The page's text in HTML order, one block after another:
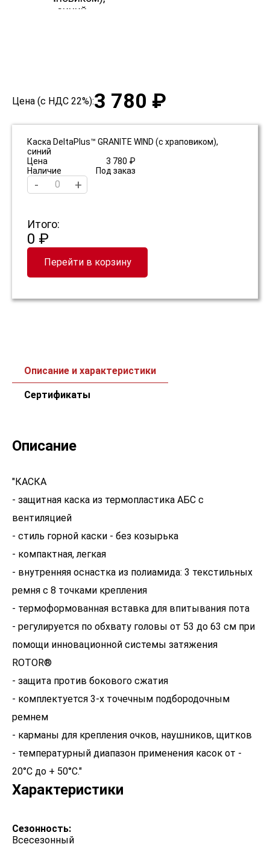
Цена (с НДС 22%):3 780 ₽
Каска DeltaPlus™ GRANITE WIND (с храповиком),
синий
Цена
3 780 ₽
Наличие
Под заказ
- +
Итого:
0 ₽
Перейти в корзину
Описание и характеристики
Сертификаты
Описание
"КАСКА
- защитная каска из термопластика АБС с
вентиляцией
- стиль горной каски - без козырька
- компактная, легкая
- внутренняя оснастка из полиамида: 3 текстильных
ремня с 8 точками крепления
- термоформованная вставка для впитывания пота
- регулируется по обхвату головы от 53 до 63 см при
помощи инновационной системы затяжения
ROTOR®
- защита против бокового сжатия
- комплектуется 3-х точечным подбородочным
ремнем
- карманы для крепления очков, наушников, щитков
- температурный диапазон применения касок от -
Характеристики
Сезонность:
Всесезонный